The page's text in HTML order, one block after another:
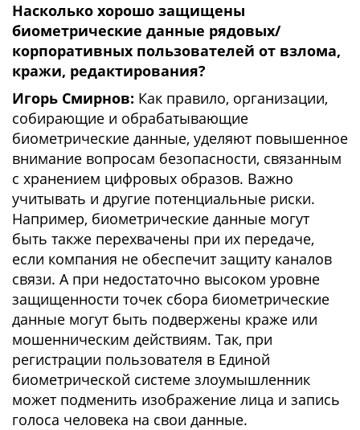
Насколько хорошо защищены
биометрические данные рядовых/
корпоративных пользователей от взлома,
кражи, редактирования?
Игорь Смирнов: Как правило, организации,
собирающие и обрабатывающие
биометрические данные, уделяют повышенное
внимание вопросам безопасности, связанным
с хранением цифровых образов. Важно
учитывать и другие потенциальные риски.
Например, биометрические данные могут
быть также перехвачены при их передаче,
если компания не обеспечит защиту каналов
связи. А при недостаточно высоком уровне
защищенности точек сбора биометрические
данные могут быть подвержены краже или
мошенническим действиям. Так, при
регистрации пользователя в Единой
биометрической системе злоумышленник
может подменить изображение лица и запись
голоса человека на свои данные.